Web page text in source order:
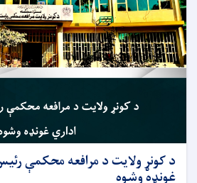
د کونړ ولایت د مرافعه محکمې
غونډه وشوه